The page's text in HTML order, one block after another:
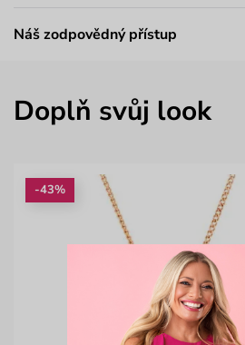
Náš zodpovědný přístup
Doplň svůj look
-43%